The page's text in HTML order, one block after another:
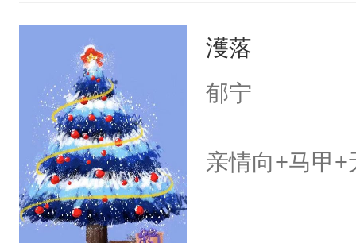
触及每一个角
感走入肉体的
加木一次又一
的陷落：我究
濩落
郁宁
亲情向+马甲+